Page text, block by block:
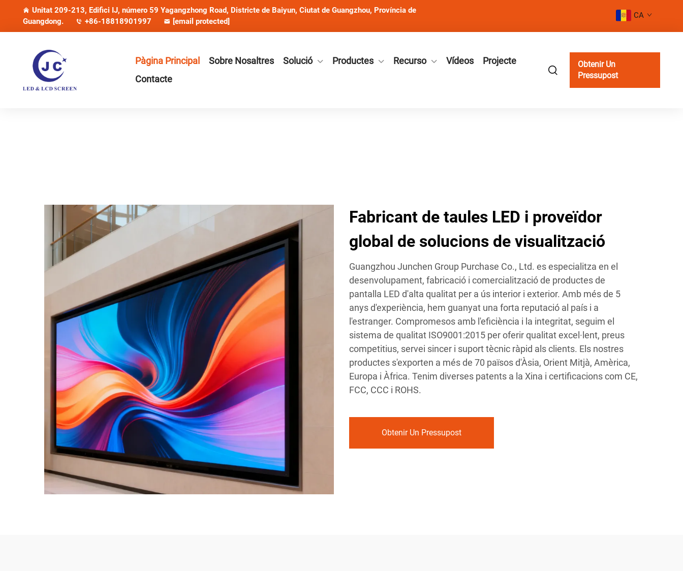
Unitat 209-213, Edifici IJ, número 59 Yagangzhong Road, Districte de Baiyun, Ciutat de Guangzhou, Província de
Guangdong.
+86-18818901997 [email protected]
CA
Pàgina Principal Sobre Nosaltres Solució Productes Recurso Vídeos
Projecte
Contacte
Obtenir Un
Pressupost
Fabricant de taules LED i proveïdor
global de solucions de visualització
Guangzhou Junchen Group Purchase Co., Ltd. es especialitza en el
desenvolupament, fabricació i comercialització de productes de
pantalla LED d'alta qualitat per a ús interior i exterior. Amb més de 5
anys d'experiència, hem guanyat una forta reputació al país i a
l'estranger. Compromesos amb l'eficiència i la integritat, seguim el
sistema de qualitat ISO9001:2015 per oferir qualitat excel·lent, preus
competitius, servei sincer i suport tècnic ràpid als clients. Els nostres
productes s'exporten a més de 70 països d'Àsia, Orient Mitjà, Amèrica,
Europa i Àfrica. Tenim diverses patents a la Xina i certificacions com CE,
FCC, CCC i ROHS.
Obtenir Un Pressupost